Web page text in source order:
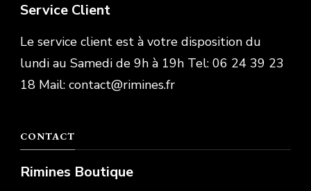
Service Client
Le service client est à votre disposition du
lundi au Samedi de 9h à 19h Tel: 06 24 39 23
18 Mail: contact@rimines.fr
CONTACT
Rimines Boutique